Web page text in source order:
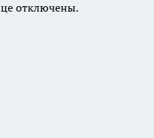
отключены.